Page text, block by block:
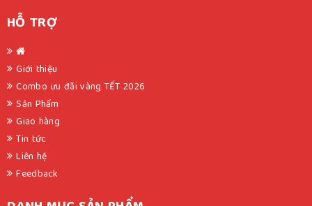
HỖ TRỢ
Giới thiệu
Combo ưu đãi vàng TẾT 2026
Sản Phẩm
Giao hàng
Tin tức
Liên hệ
Feedback